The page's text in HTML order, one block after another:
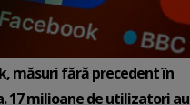
măsuri fără precedent în
17 milioane de utilizatori au